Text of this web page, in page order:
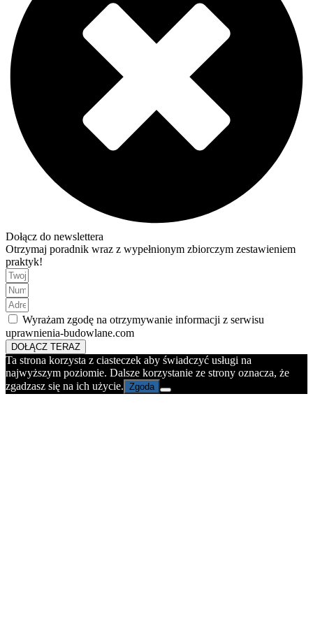
Dołącz do newslettera
Otrzymaj poradnik wraz z wypełnionym zbiorczym zestawieniem
praktyk!
Wyrażam zgodę na otrzymywanie informacji z serwisu
uprawnienia-budowlane.com
DOŁĄCZ TERAZ
Ta strona korzysta z ciasteczek aby świadczyć usługi na
najwyższym poziomie. Dalsze korzystanie ze strony oznacza, że
zgadzasz się na ich użycie. Zgoda